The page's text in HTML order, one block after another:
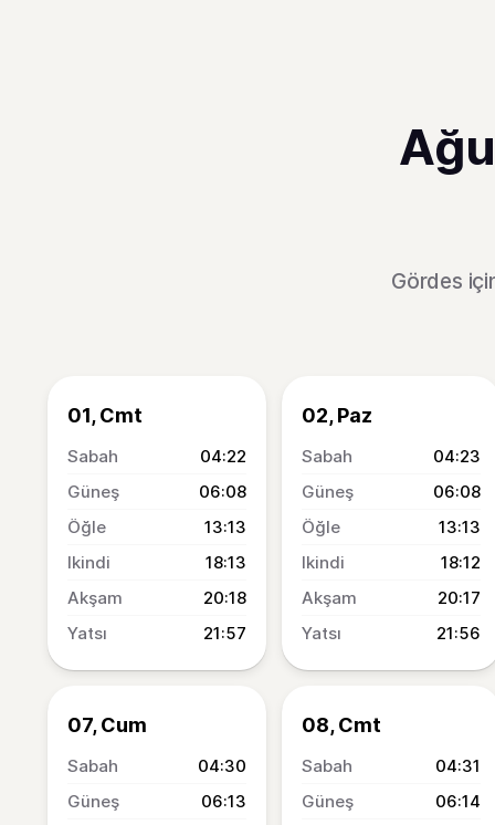
Gördes
01, Cmt
04:22
06:08
13:13
18:13
20:18
21:57
02, Paz
04:23
06:08
13:13
18:12
20:17
21:56
07, Cum
04:30
06:13
08, Cmt
04:31
06:14